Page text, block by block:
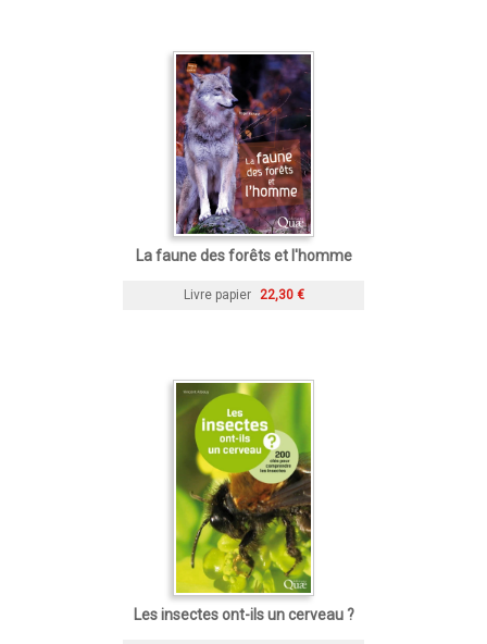
La faune des forêts et l'homme
Livre papier 22,30 €
Les insectes ont-ils un cerveau ?